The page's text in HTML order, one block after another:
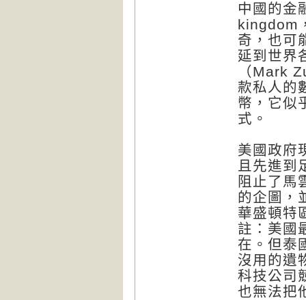
中國的金
kingdom
奇，也可
延到世界
（Mark
款私人的
幣，它似
式。
美國政府
且先進到
阻止了馬
的企圖，
華盛頓特
註：美國
在。但泰
沒用的遺
科技公司
也無法把